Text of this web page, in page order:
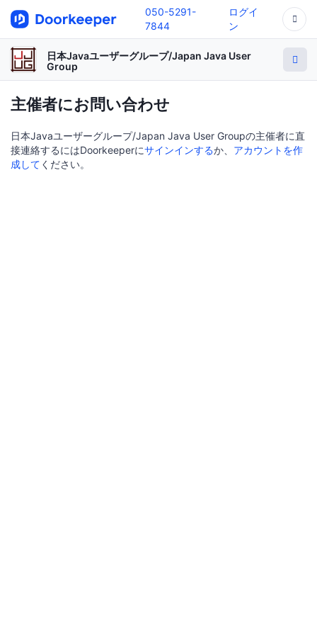
050-5291-
7844
ログイ
ン
日本Javaユーザーグループ/Japan Java User
Group
主催者にお問い合わせ
日本Javaユーザーグループ/Japan Java User Groupの主催者に直
接連絡するにはDoorkeeperにサインインするか、 アカウントを作
成して ください。